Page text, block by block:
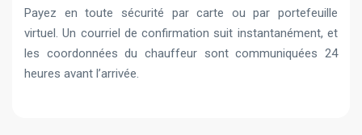
Payez en toute sécurité par carte ou par portefeuille
virtuel. Un courriel de confirmation suit instantanément, et
les coordonnées du chauffeur sont communiquées 24
heures avant l’arrivée.